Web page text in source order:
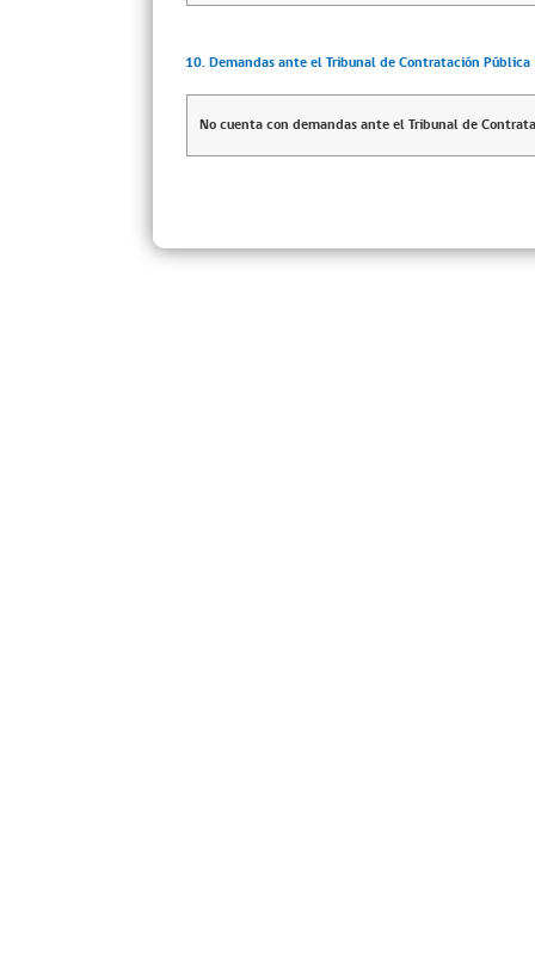
10. Demandas ante el Tribunal de Contratación Pública
No cuenta con demandas ante el Tribunal de